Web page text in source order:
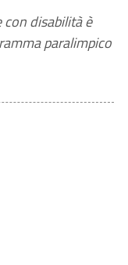
disabilità è
paralimpico